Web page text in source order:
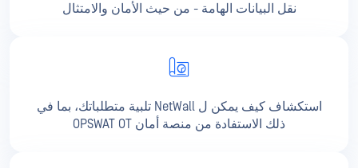
نقل البيانات الهامة - من حيث الأمان والامتثال
استكشاف كيف يمكن ل NetWall تلبية متطلباتك، بما في
ذلك الاستفادة من منصة أمان OPSWAT OT